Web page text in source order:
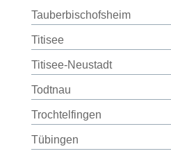
Tauberbischofsheim
Titisee
Titisee-Neustadt
Todtnau
Trochtelfingen
Tübingen